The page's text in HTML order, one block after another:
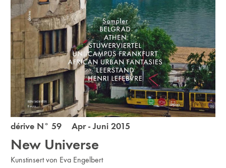
dérive N° 59 Apr - Juni 2015
New Universe
Kunstinsert von Eva Engelbert